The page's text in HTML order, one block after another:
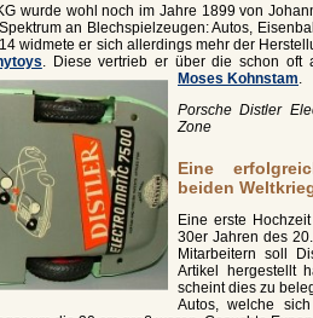
wurde wohl noch im Jahre 1899 von
an Blechspielzeugen: Autos,
widmete er sich allerdings mehr der
. Diese vertrieb er über die schon oft
Moses Kohnstam
Porsche Distler
Zone
Eine
beiden
Eine erste
30er Jahren des
Mitarbeitern soll
Artikel hergestellt
scheint dies zu
Autos, welche